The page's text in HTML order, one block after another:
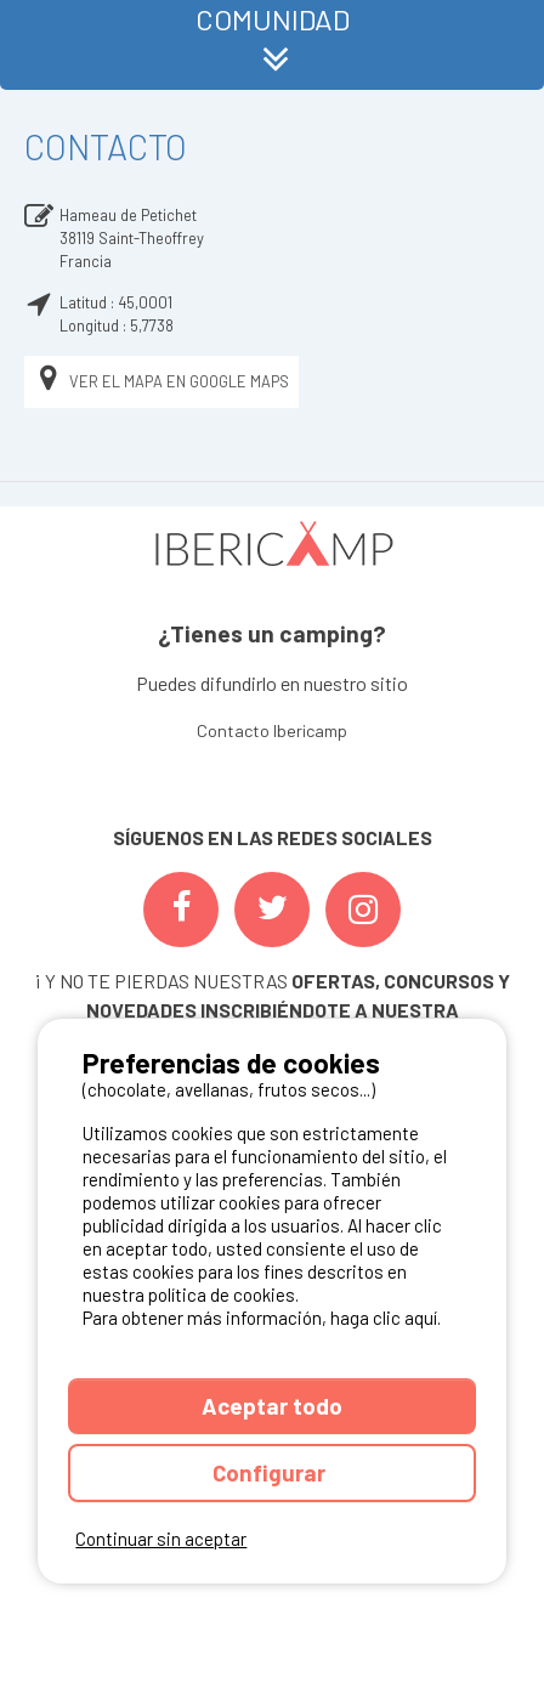
COMUNIDAD
CONTACTO
Hameau de Petichet
38119 Saint-Theoffrey
Francia
Latitud : 45,0001
Longitud : 5,7738
VER EL MAPA EN GOOGLE MAPS
¿Tienes un camping?
Puedes difundirlo en nuestro sitio
Contacto Ibericamp
SÍGUENOS EN LAS REDES SOCIALES
¡ Y NO TE PIERDAS NUESTRAS OFERTAS, CONCURSOS Y
NOVEDADES INSCRIBIÉNDOTE A NUESTRA
ME INSCRIBO
NUESTROS PARTNERS
Continuar sin aceptar
Preferencias de cookies
(chocolate, avellanas, frutos secos...)
Utilizamos cookies que son estrictamente
necesarias para el funcionamiento del sitio, el
rendimiento y las preferencias. También
podemos utilizar cookies para ofrecer
publicidad dirigida a los usuarios. Al hacer clic
en aceptar todo, usted consiente el uso de
estas cookies para los fines descritos en
nuestra política de cookies.
Para obtener más información, haga clic aquí.
Aceptar todo
Configurar